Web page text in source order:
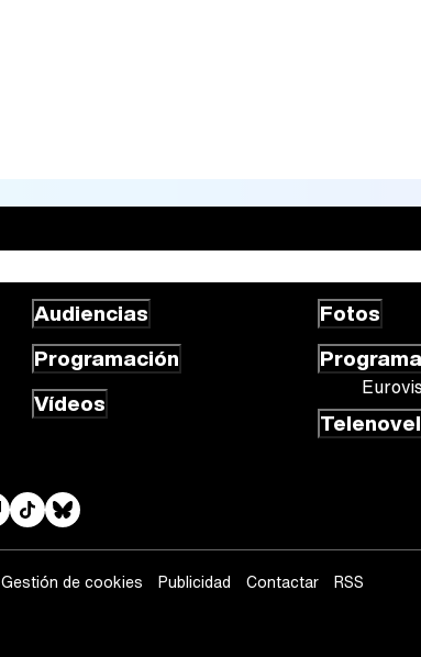
Audiencias
Programación
Vídeos
Fotos
Gestión de cookies Publicidad Contactar
RSS